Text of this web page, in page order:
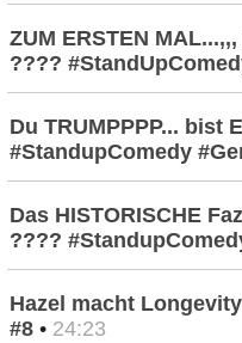
ZUM ERSTEN
????
Du TRUMPPPP... bist
#StandupComedy
Das HISTORISCHE
????
Hazel macht
#8 • 24:23